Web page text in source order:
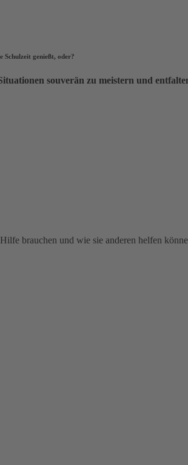
Schulzeit genießt, oder?
souverän zu meistern und
brauchen und wie sie anderen helfen